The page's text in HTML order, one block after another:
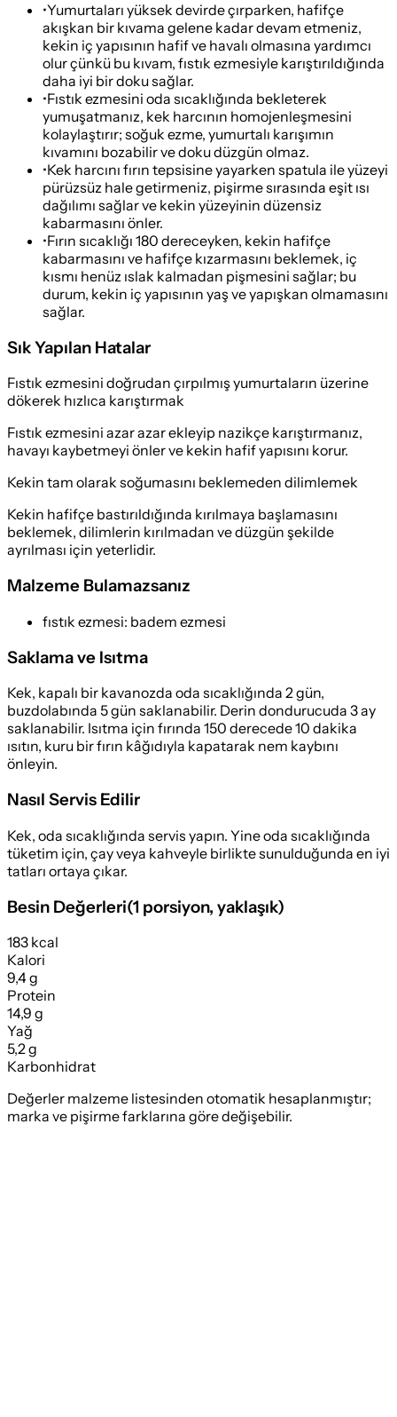
•Yumurtaları yüksek devirde çırparken, hafifçe
akışkan bir kıvama gelene kadar devam etmeniz,
kekin iç yapısının hafif ve havalı olmasına yardımcı
olur çünkü bu kıvam, fıstık ezmesiyle karıştırıldığında
daha iyi bir doku sağlar.
•Fıstık ezmesini oda sıcaklığında bekleterek
yumuşatmanız, kek harcının homojenleşmesini
kolaylaştırır; soğuk ezme, yumurtalı karışımın
kıvamını bozabilir ve doku düzgün olmaz.
•Kek harcını fırın tepsisine yayarken spatula ile yüzeyi
pürüzsüz hale getirmeniz, pişirme sırasında eşit ısı
dağılımı sağlar ve kekin yüzeyinin düzensiz
kabarmasını önler.
•Fırın sıcaklığı 180 dereceyken, kekin hafifçe
kabarmasını ve hafifçe kızarmasını beklemek, iç
kısmı henüz ıslak kalmadan pişmesini sağlar; bu
durum, kekin iç yapısının yaş ve yapışkan olmamasını
sağlar.
Sık Yapılan Hatalar
Fıstık ezmesini doğrudan çırpılmış yumurtaların üzerine
dökerek hızlıca karıştırmak
Fıstık ezmesini azar azar ekleyip nazikçe karıştırmanız,
havayı kaybetmeyi önler ve kekin hafif yapısını korur.
Kekin tam olarak soğumasını beklemeden dilimlemek
Kekin hafifçe bastırıldığında kırılmaya başlamasını
beklemek, dilimlerin kırılmadan ve düzgün şekilde
ayrılması için yeterlidir.
Malzeme Bulamazsanız
fıstık ezmesi: badem ezmesi
Saklama ve Isıtma
Kek, kapalı bir kavanozda oda sıcaklığında 2 gün,
buzdolabında 5 gün saklanabilir. Derin dondurucuda 3 ay
saklanabilir. Isıtma için fırında 150 derecede 10 dakika
ısıtın, kuru bir fırın kâğıdıyla kapatarak nem kaybını
önleyin.
Nasıl Servis Edilir
Kek, oda sıcaklığında servis yapın. Yine oda sıcaklığında
tüketim için, çay veya kahveyle birlikte sunulduğunda en iyi
tatları ortaya çıkar.
Besin Değerleri(1 porsiyon, yaklaşık)
183 kcal
Kalori
9,4 g
Protein
14,9 g
Yağ
5,2 g
Karbonhidrat
Değerler malzeme listesinden otomatik hesaplanmıştır;
marka ve pişirme farklarına göre değişebilir.